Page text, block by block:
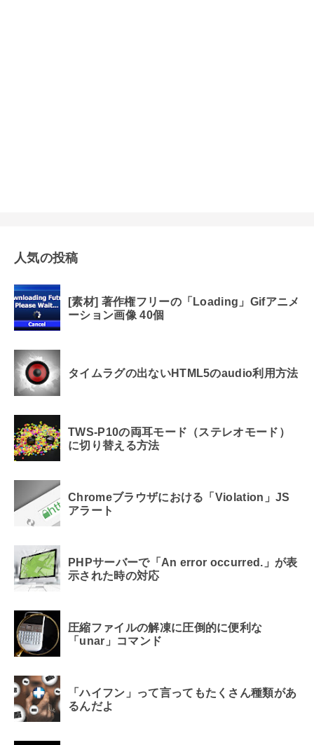
人気の投稿
[素材] 著作権フリーの「Loading」Gifアニメ
ーション画像 40個
タイムラグの出ないHTML5のaudio利用方法
TWS-P10の両耳モード（ステレオモード）
に切り替える方法
Chromeブラウザにおける「Violation」JS
アラート
PHPサーバーで「An error occurred.」が表
示された時の対応
圧縮ファイルの解凍に圧倒的に便利な
「unar」コマンド
「ハイフン」って言ってもたくさん種類があ
るんだよ